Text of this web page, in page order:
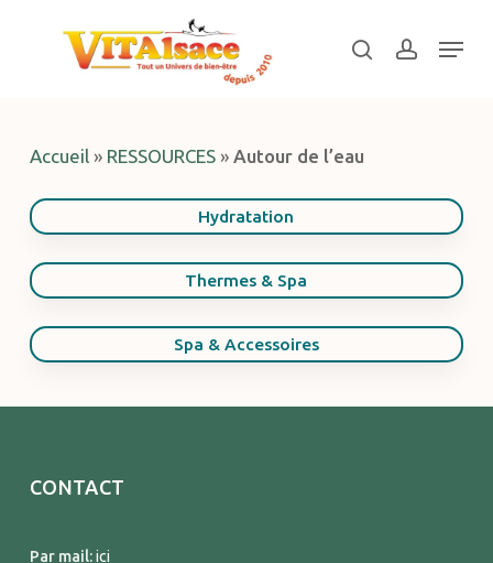
searchaccount
Menu
Accueil» RESSOURCES» Autour de l’eau
Hydratation
Thermes & Spa
Spa & Accessoires
CONTACT
Par mail:ici